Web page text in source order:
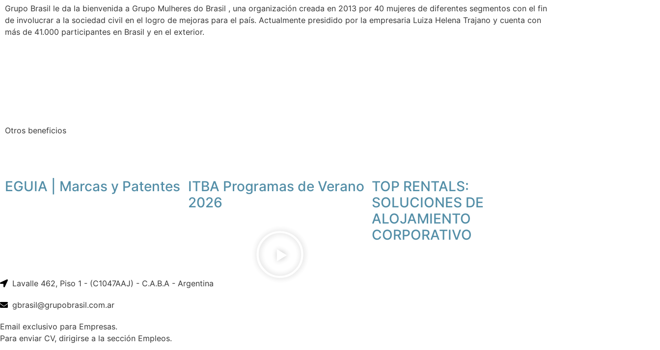
Grupo Brasil le da la bienvenida a Grupo Mulheres do Brasil , una organización creada en 2013 por 40 mujeres de diferentes segmentos con el fin
de involucrar a la sociedad civil en el logro de mejoras para el país. Actualmente presidido por la empresaria Luiza Helena Trajano y cuenta con
más de 41.000 participantes en Brasil y en el exterior.
Otros beneficios
EGUIA | Marcas y Patentes ITBA Programas de Verano
2026
TOP RENTALS:
SOLUCIONES DE
ALOJAMIENTO
CORPORATIVO
Lavalle 462, Piso 1 - (C1047AAJ) - C.A.B.A - Argentina
gbrasil@grupobrasil.com.ar
Email exclusivo para Empresas.
Para enviar CV, dirigirse a la sección Empleos.